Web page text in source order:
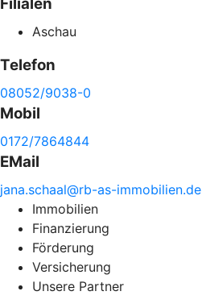
Aschau
Telefon
08052/9038-0
Mobil
0172/7864844
EMail
jana.schaal@rb-as-immobilien.de
Immobilien
Finanzierung
Förderung
Versicherung
Unsere Partner